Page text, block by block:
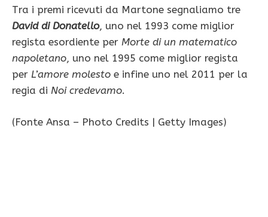
Tra i premi ricevuti da Martone segnaliamo tre
David di Donatello, uno nel 1993 come miglior
regista esordiente per Morte di un matematico
napoletano, uno nel 1995 come miglior regista
per L’amore molesto e infine uno nel 2011 per la
regia di Noi credevamo.
(Fonte Ansa – Photo Credits | Getty Images)